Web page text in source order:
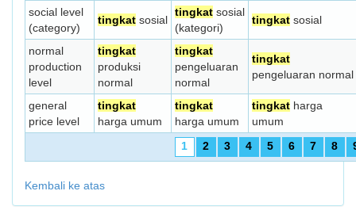
social level
(category)
tingkat sosial
tingkat sosial
(kategori)
tingkat sosial
normal
production
level
tingkat
produksi
normal
tingkat
pengeluaran
normal
tingkat
pengeluaran normal
general
price level
tingkat
harga umum
tingkat
harga umum
tingkat harga
umum
1
2 3 4 5 6 7 8
Kembali ke atas